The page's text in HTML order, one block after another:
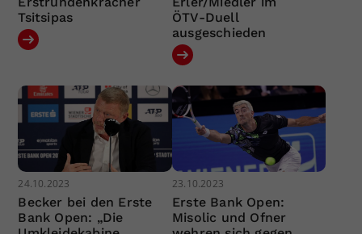
Tsitsipas
ÖTV-Duell
ausgeschieden
24.10.2023
Becker bei den Erste
Bank Open: „Die
23.10.2023
Erste Bank Open:
Misolic und Ofner